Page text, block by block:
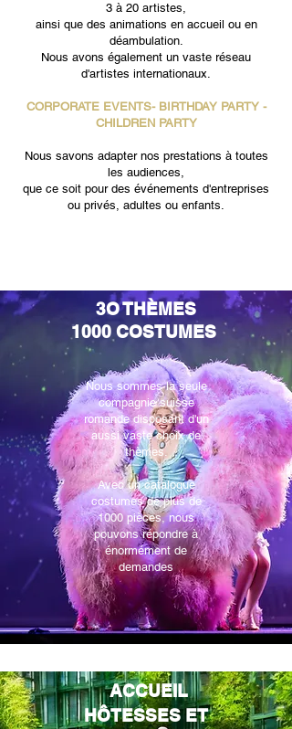
3 à 20 artistes,
ainsi que des animations en accueil ou en
déambulation.
Nous avons également un vaste réseau
d'artistes internationaux.
CORPORATE EVENTS- BIRTHDAY PARTY -
CHILDREN PARTY
Nous savons adapter nos prestations à toutes
les audiences,
que ce soit pour des événements d'entreprises
ou privés, adultes ou enfants.
3O THÈMES
1000 COSTUMES
Nous sommes la seule
compagnie suisse
romande disposant d'un
aussi vaste choix de
thèmes.
Avec un catalogue
costumes de plus de
1000 pièces, nous
pouvons répondreà
énormément de
demandes
ACCUEIL
HÔTESSES ET